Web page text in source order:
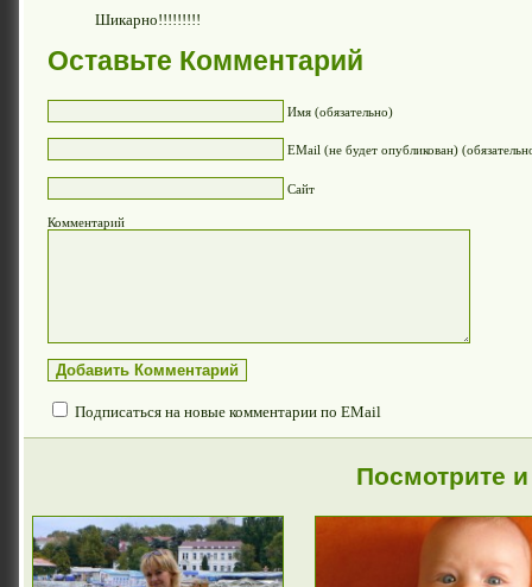
Шикарно!!!!!!!!!
Оставьте Комментарий
Имя (обязательно)
EMail (не будет опубликован)
Сайт
Комментарий
Подписаться на новые комментарии по EMail
Посмотрите